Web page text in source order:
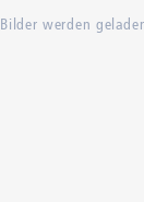
Bilder werden